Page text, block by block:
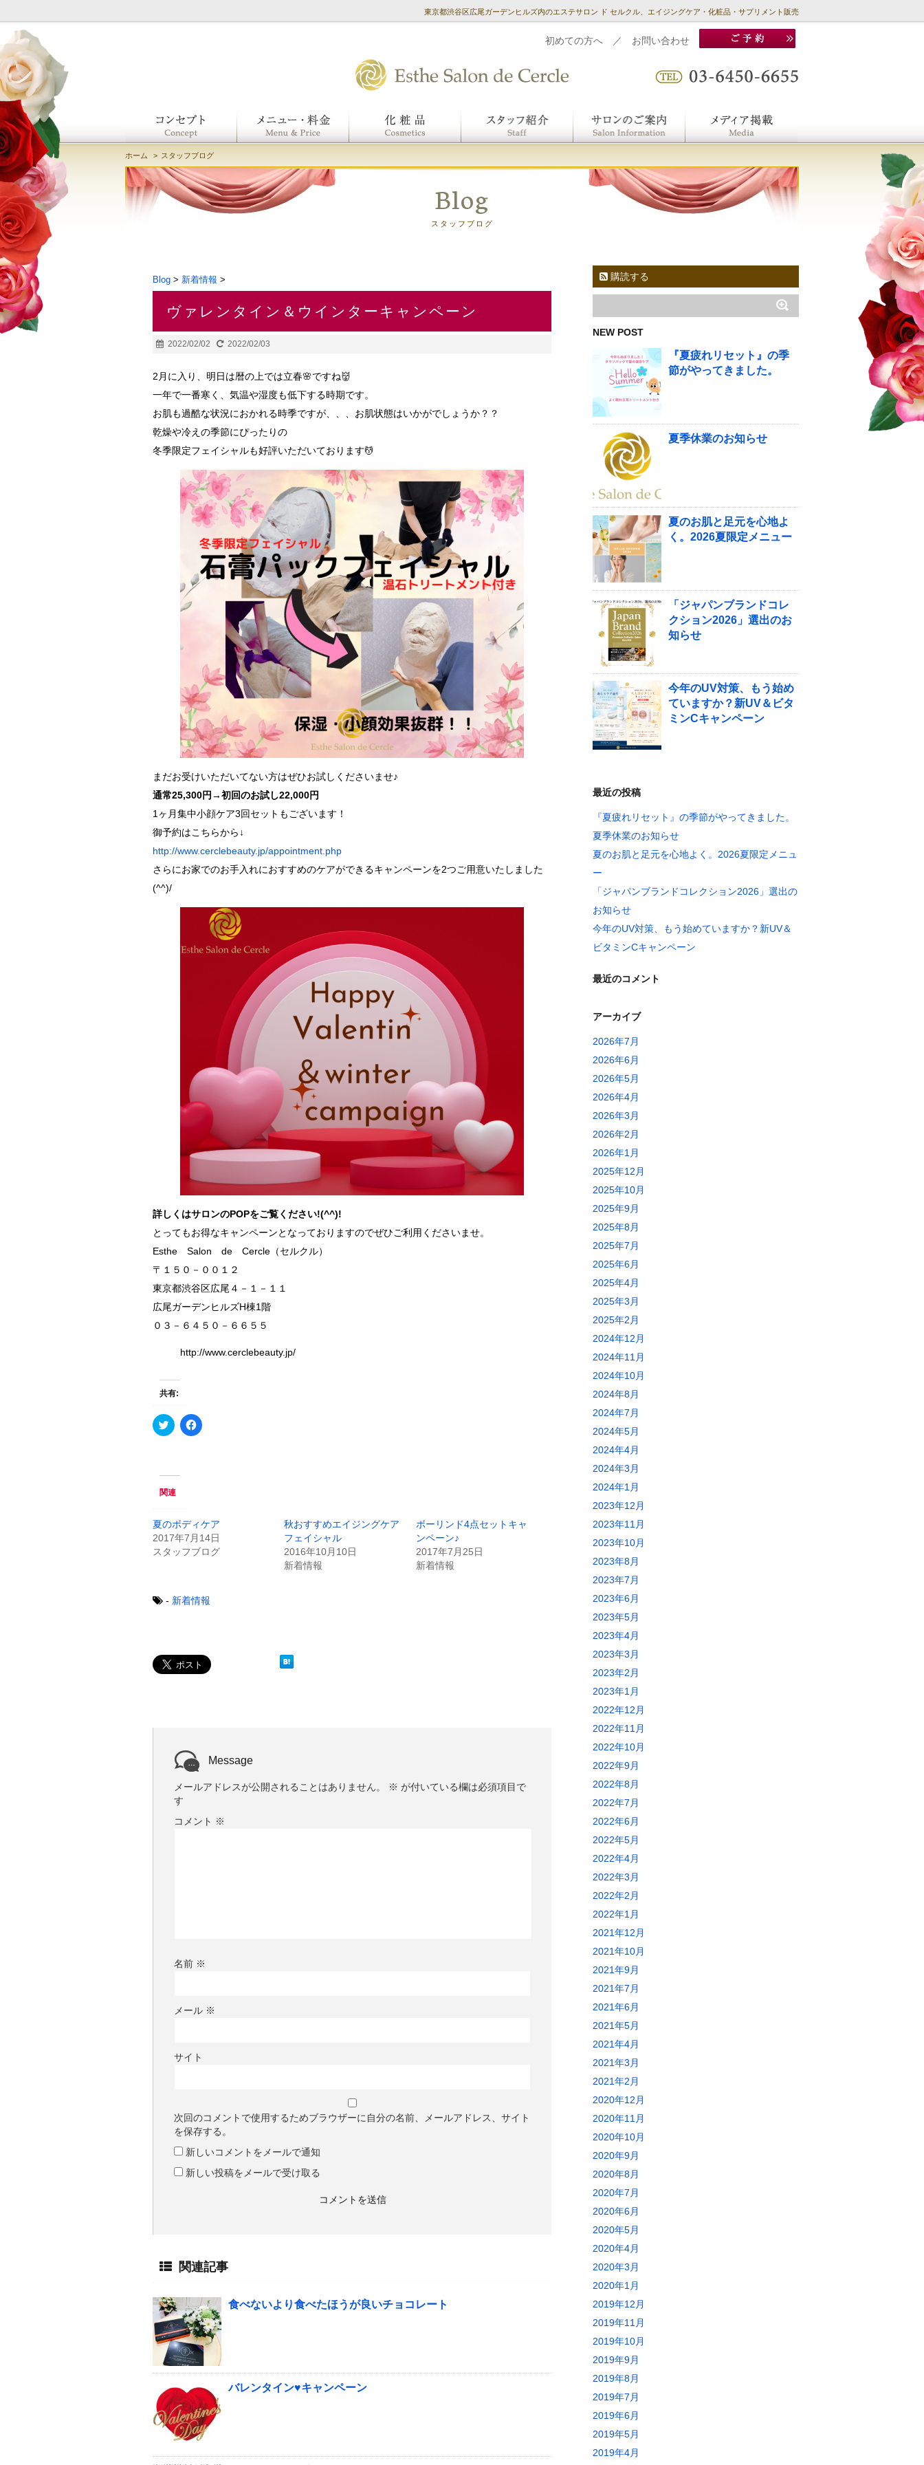
東京都渋谷区広尾ガーデンヒルズ内のエステサロン ド セルクル、エイジングケア・化粧品・サプリメント販売
初めての方へ ／ お問い合わせ
ホーム スタッフブログ
Blog
スタッフブログ
Blog > 新着情報 >
ヴァレンタイン＆ウインターキャンペーン
2022/02/02 2022/02/03
2月に入り、明日は暦の上では立春🌸ですね👹
一年で一番寒く、気温や湿度も低下する時期です。
お肌も過酷な状況におかれる時季ですが、、、お肌状態はいかがでしょうか？？
乾燥や冷えの季節にぴったりの
冬季限定フェイシャルも好評いただいております💆
まだお受けいただいてない方はぜひお試しくださいませ♪
通常25,300円→初回のお試し22,000円
1ヶ月集中小顔ケア3回セットもございます！
御予約はこちらから↓
http://www.cerclebeauty.jp/appointment.php
さらにお家でのお手入れにおすすめのケアができるキャンペーンを2つご用意いたしました
(^^)/
詳しくはサロンのPOPをご覧ください!(^^)!
とってもお得なキャンペーンとなっておりますのでぜひご利用くださいませ。
Esthe Salon de Cercle（セルクル）
〒１５０－００１２
東京都渋谷区広尾４－１－１１
広尾ガーデンヒルズH棟1階
０３－６４５０－６６５５
http://www.cerclebeauty.jp/
共有:
ク
リ
T
w
i
e
r
で
共
有
ウ
開
き
ま
F
a
す
る
に
は
ク
て
新
し
い
す
)
関連
夏のボディケア
2017年7月14日
スタッフブログ
秋おすすめエイジングケア
フェイシャル
2016年10月10日
新着情報
ボーリンド4点セットキャ
ンペーン♪
2017年7月25日
新着情報
- 新着情報
Message
メールアドレスが公開されることはありません。 ※ が付いている欄は必須項目で
す
コメント ※
名前 ※
メール ※
サイト
次回のコメントで使用するためブラウザーに自分の名前、メールアドレス、サイト
を保存する。
新しいコメントをメールで通知
新しい投稿をメールで受け取る
関連記事
食べないより食べたほうが良いチョコレート
バレンタイン♥キャンペーン
購読する
NEW POST
『夏疲れリセット』の季
節がやってきました。
夏季休業のお知らせ
夏のお肌と足元を心地よ
く。2026夏限定メニュー
「ジャパンブランドコレ
クション2026」選出のお
知らせ
今年のUV対策、もう始め
ていますか？新UV＆ビタ
ミンCキャンペーン
最近の投稿
『夏疲れリセット』の季節がやってきました。
夏季休業のお知らせ
夏のお肌と足元を心地よく。2026夏限定メニュ
ー
「ジャパンブランドコレクション2026」選出の
お知らせ
今年のUV対策、もう始めていますか？新UV＆
ビタミンCキャンペーン
最近のコメント
アーカイブ
2026年7月
2026年6月
2026年5月
2026年4月
2026年3月
2026年2月
2026年1月
2025年12月
2025年10月
2025年9月
2025年8月
2025年7月
2025年6月
2025年4月
2025年3月
2025年2月
2024年12月
2024年11月
2024年10月
2024年8月
2024年7月
2024年5月
2024年4月
2024年3月
2024年1月
2023年12月
2023年11月
2023年10月
2023年8月
2023年7月
2023年6月
2023年5月
2023年4月
2023年3月
2023年2月
2023年1月
2022年12月
2022年11月
2022年10月
2022年9月
2022年8月
2022年7月
2022年6月
2022年5月
2022年4月
2022年3月
2022年2月
2022年1月
2021年12月
2021年10月
2021年9月
2021年7月
2021年6月
2021年5月
2021年4月
2021年3月
2021年2月
2020年12月
2020年11月
2020年10月
2020年9月
2020年8月
2020年7月
2020年6月
2020年5月
2020年4月
2020年3月
2020年1月
2019年12月
2019年11月
2019年10月
2019年9月
2019年8月
2019年7月
2019年6月
2019年5月
2019年4月